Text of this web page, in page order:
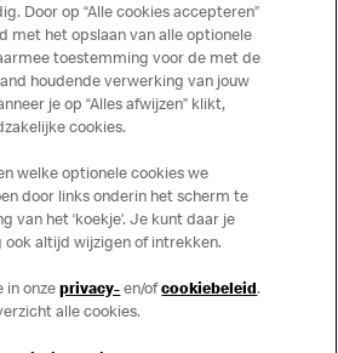
Door op “Alle cookies accepteren”
met het opslaan van alle optionele
toestemming voor de met de
houdende verwerking van jouw
je op “Alles afwijzen” klikt,
cookies.
welke optionele cookies we
door links onderin het scherm te
van het ‘koekje’. Je kunt daar je
altijd wijzigen of intrekken.
in onzeprivacy- en/ofcookiebeleid.
alle cookies.